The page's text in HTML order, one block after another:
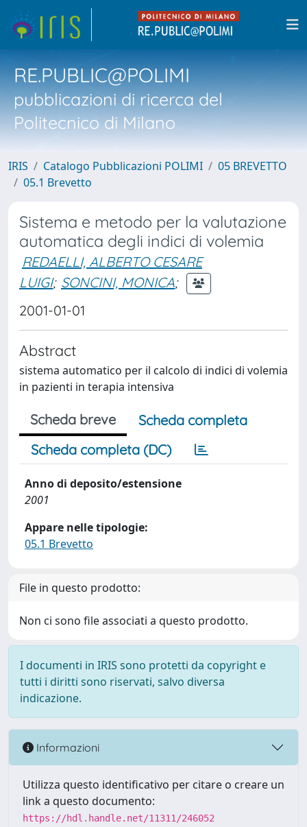
RE.PUBLIC@POLIMI
pubblicazioni di ricerca del
Politecnico di Milano
IRIS Catalogo Pubblicazioni POLIMI
05 BREVETTO
05.1 Brevetto
Sistema e metodo per la valutazione
automatica degli indici di volemia
REDAELLI, ALBERTO CESARE
LUIGI; SONCINI, MONICA;
2001-01-01
Abstract
sistema automatico per il calcolo di indici di volemia
in pazienti in terapia intensiva
Scheda breve
Scheda completa
Scheda completa (DC)
Anno di deposito/estensione
2001
Appare nelle tipologie:
05.1 Brevetto
File in questo prodotto:
Non ci sono file associati a questo prodotto.
I documenti in IRIS sono protetti da copyright e
tutti i diritti sono riservati, salvo diversa
indicazione.
Informazioni
Utilizza questo identificativo per citare o creare un
link a questo documento:
https://hdl.handle.net/11311/246052